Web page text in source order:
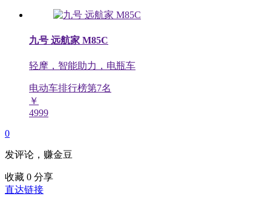
九号 远航家 M85C
轻摩，智能助力，电瓶车
电动车排行榜第7名
￥
4999
0
发评论，赚金豆
收藏 0 分享
直达链接